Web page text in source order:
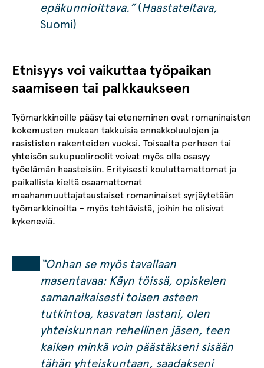
epäkunnioittava.”(Haastateltava,
Suomi)
Etnisyys voi vaikuttaa työpaikan
saamiseen tai palkkaukseen
Työmarkkinoille pääsy tai eteneminen ovat romaninaisten
kokemusten mukaan takkuisia ennakkoluulojen ja
rasististen rakenteiden vuoksi. Toisaalta perheen tai
yhteisön sukupuoliroolit voivat myös olla osasyy
työelämän haasteisiin. Erityisesti kouluttamattomat ja
paikallista kieltä osaamattomat
maahanmuuttajataustaiset romaninaiset syrjäytetään
työmarkkinoilta – myös tehtävistä, joihin he olisivat
kykeneviä.
“Onhan se myös tavallaan
masentavaa: Käyn töissä, opiskelen
samanaikaisesti toisen asteen
tutkintoa, kasvatan lastani, olen
yhteiskunnan rehellinen jäsen, teen
kaiken minkä voin päästäkseni sisään
tähän yhteiskuntaan, saadakseni